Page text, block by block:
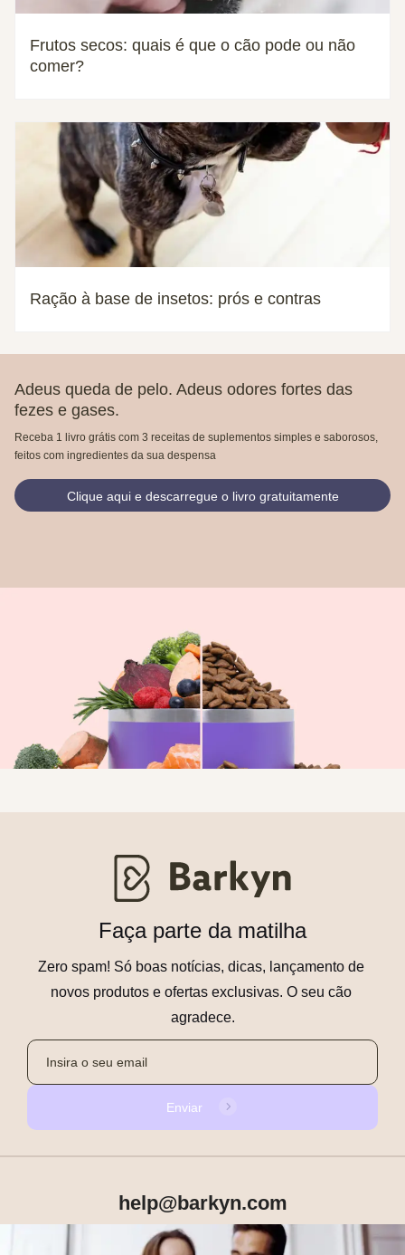
Frutos secos: quais é que o cão pode ou não
comer?
Ração à base de insetos: prós e contras
Adeus queda de pelo. Adeus odores fortes das
fezes e gases.
Receba 1 livro grátis com 3 receitas de suplementos simples e saborosos,
feitos com ingredientes da sua despensa
Clique aqui e descarregue o livro gratuitamente
Faça parte da matilha
Zero spam! Só boas notícias, dicas, lançamento de
novos produtos e ofertas exclusivas. O seu cão
agradece.
Enviar
help@barkyn.com